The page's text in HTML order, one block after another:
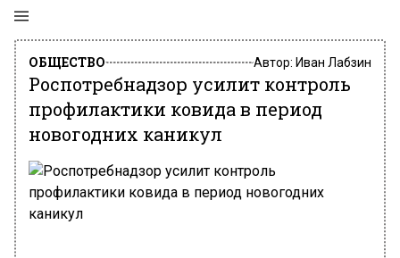
ОБЩЕСТВО Автор: Иван Лабзин
Роспотребнадзор усилит контроль
профилактики ковида в период
новогодних каникул